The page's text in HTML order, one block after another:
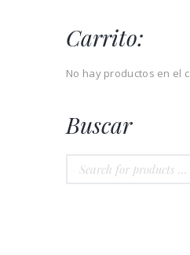
Carrito:
No hay productos en el
Buscar